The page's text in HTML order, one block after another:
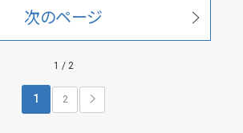
次のページ
1 / 2
1 2